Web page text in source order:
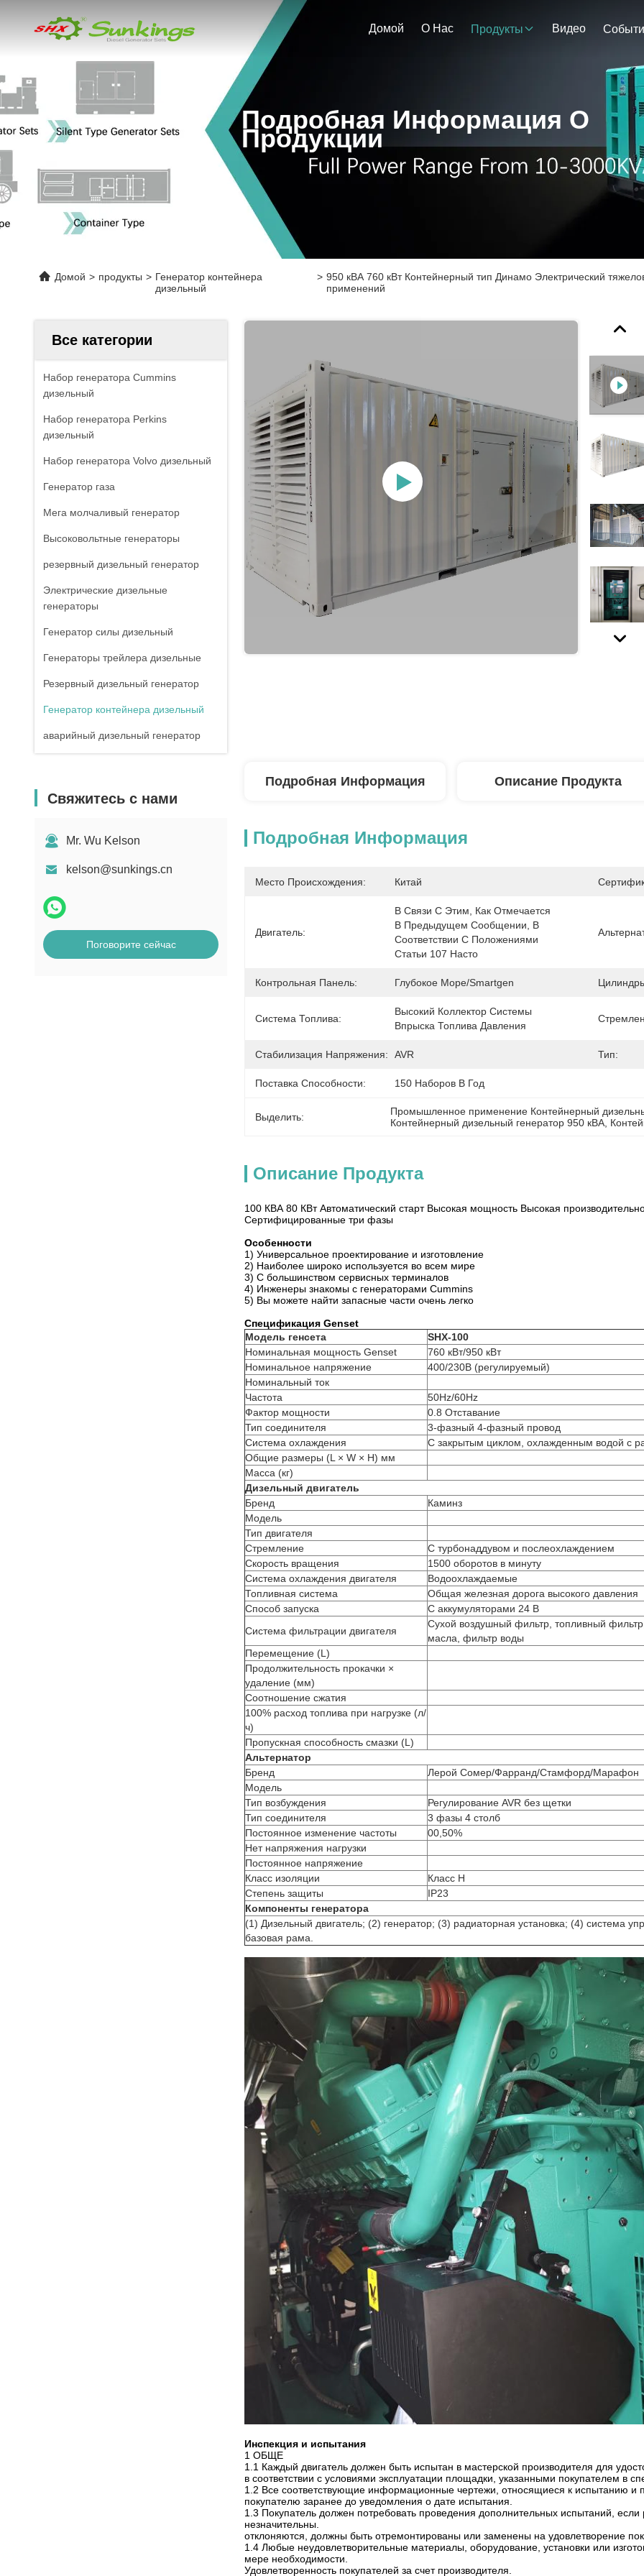
Домой О Нас Продукты Видео
Подробная Информация О
Продукции
Домой > продукты > Генератор контейнера
дизельный
> 950 кВА 760 кВт Контейнерный тип Динамо Электрический
применений
Все категории
Набор генератора Cummins
дизельный
Набор генератора Perkins
дизельный
Набор генератора Volvo дизельный
Генератор газа
Мега молчаливый генератор
Высоковольтные генераторы
резервный дизельный генератор
Электрические дизельные
генераторы
Генератор силы дизельный
Генераторы трейлера дизельные
Резервный дизельный генератор
Генератор контейнера дизельный
аварийный дизельный генератор
Свяжитесь с нами
Mr. Wu Kelson
kelson@sunkings.cn
Поговорите сейчас
Подробная Информация Описание Продукта
Подробная Информация
Место Происхождения: Китай
Двигатель:
В Связи С Этим, Как Отмечается
В Предыдущем Сообщении, В
Соответствии С Положениями
Статьи 107 Насто
Контрольная Панель: Глубокое Море/Smartgen
Система Топлива:
Высокий Коллектор Системы
Впрыска Топлива Давления
Стабилизация Напряжения: AVR Тип:
Поставка Способности: 150 Наборов В Год
Выделить: Промышленное применение Контейнерный
Контейнерный дизельный генератор 950 кВА
Описание Продукта
100 КВА 80 КВт Автоматический старт Высокая мощность Высокая
Сертифицированные три фазы
Особенности
1) Универсальное проектирование и изготовление
2) Наиболее широко используется во всем мире
3) С большинством сервисных терминалов
4) Инженеры знакомы с генераторами Cummins
5) Вы можете найти запасные части очень легко
Спецификация Genset
Модель генсета
SHX-100
Номинальная мощность Genset
760 кВт/950 кВт
Номинальное напряжение
400/230В (регулируемый)
Номинальный ток
Частота
50Hz/60Hz
Фактор мощности
0.8 Отставание
Тип соединителя
3-фазный 4-фазный провод
Система охлаждения
С закрытым циклом, охлажденным водой с
Общие размеры (L × W × H) мм
Масса (кг)
Дизельный двигатель
Бренд
Каминз
Модель
Тип двигателя
Стремление
С турбонаддувом и послеохлаждением
Скорость вращения
1500 оборотов в минуту
Система охлаждения двигателя
Водоохлаждаемые
Топливная система
Общая железная дорога высокого давления
Способ запуска
С аккумуляторами 24 В
Система фильтрации двигателя
Сухой воздушный фильтр, топливный
масла, фильтр воды
Перемещение (L)
Продолжительность прокачки ×
удаление (мм)
Соотношение сжатия
100% расход топлива при нагрузке (л/
ч)
Пропускная способность смазки (L)
Альтернатор
Бренд
Лерой Сомер/Фарранд/Стамфорд/Марафон
Модель
Тип возбуждения
Регулирование AVR без щетки
Тип соединителя
3 фазы 4 столб
Постоянное изменение частоты
00,50%
Нет напряжения нагрузки
Постоянное напряжение
Класс изоляции
Класс H
Степень защиты
IP23
Компоненты генератора
(1) Дизельный двигатель; (2) генератор; (3) радиаторная установка; (4) система
базовая рама.
Инспекция и испытания
1 ОБЩЕ
1.1 Каждый двигатель должен быть испытан в мастерской производителя для
в соответствии с условиями эксплуатации площадки, указанными покупателем в
1.2 Все соответствующие информационные чертежи, относящиеся к испытанию
покупателю заранее до уведомления о дате испытания.
1.3 Покупатель должен потребовать проведения дополнительных испытаний,
незначительны.
отклоняются, должны быть отремонтированы или заменены на удовлетворение
1.4 Любые неудовлетворительные материалы, оборудование, установки или
мере необходимости.
Удовлетворенность покупателей за счет производителя.